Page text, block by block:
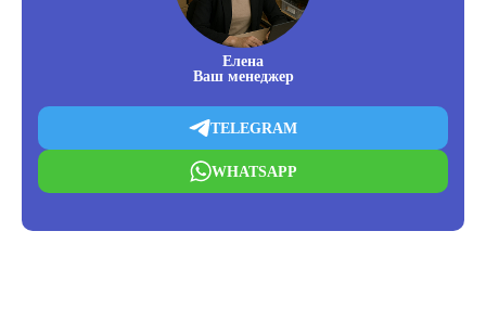
Елена
Ваш менеджер
TELEGRAM
WHATSAPP